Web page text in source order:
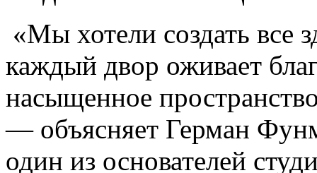
«Мы хотели создать все
каждый двор оживает
насыщенное
— объясняет Герман
один из основателей